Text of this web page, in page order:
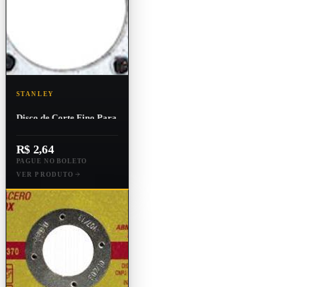
STANLEY
Disco de Corte Fino Para
1,0mm X 7/8"
R$ 2,64
PAGUE NO BOLETO
VER PRODUTO